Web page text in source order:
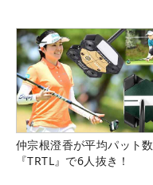
仲宗根澄香が平均パット数
『TRTL』で6人抜き！